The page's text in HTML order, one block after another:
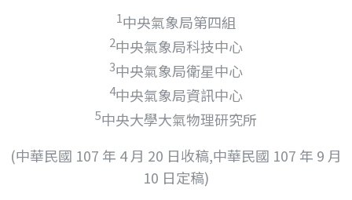
1中央氣象局第四組
2中央氣象局科技中心
3中央氣象局衛星中心
4中央氣象局資訊中心
5中央大學大氣物理研究所
(中華民國 107 年 4 月 20 日收稿,中華民國 107 年 9 月
10 日定稿)